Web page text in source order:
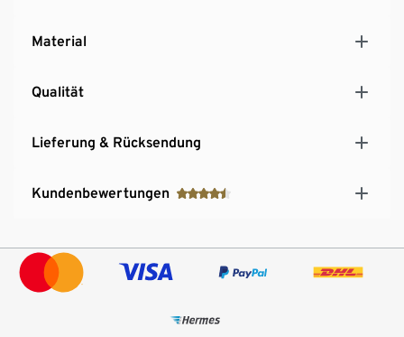
Material
Qualität
Lieferung & Rücksendung
Kundenbewertungen